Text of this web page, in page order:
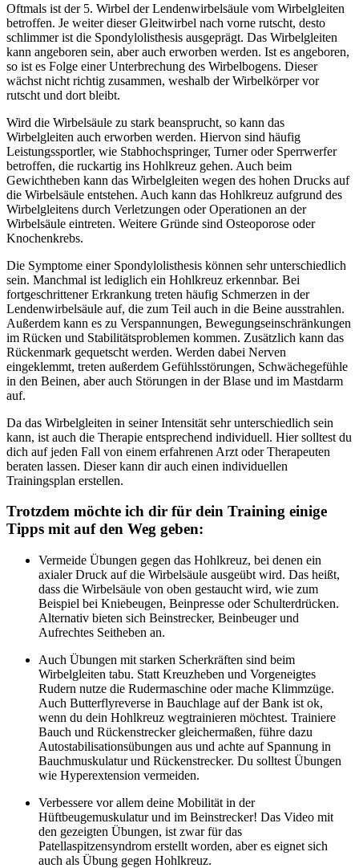
Oftmals ist der 5. Wirbel der Lendenwirbelsäule vom Wirbelgleiten
betroffen. Je weiter dieser Gleitwirbel nach vorne rutscht, desto
schlimmer ist die Spondylolisthesis ausgeprägt. Das Wirbelgleiten
kann angeboren sein, aber auch erworben werden. Ist es angeboren,
so ist es Folge einer Unterbrechung des Wirbelbogens. Dieser
wächst nicht richtig zusammen, weshalb der Wirbelkörper vor
rutscht und dort bleibt.
Wird die Wirbelsäule zu stark beansprucht, so kann das
Wirbelgleiten auch erworben werden. Hiervon sind häufig
Leistungssportler, wie Stabhochspringer, Turner oder Sperrwerfer
betroffen, die ruckartig ins Hohlkreuz gehen. Auch beim
Gewichtheben kann das Wirbelgleiten wegen des hohen Drucks auf
die Wirbelsäule entstehen. Auch kann das Hohlkreuz aufgrund des
Wirbelgleitens durch Verletzungen oder Operationen an der
Wirbelsäule eintreten. Weitere Gründe sind Osteoporose oder
Knochenkrebs.
Die Symptome einer Spondylolisthesis können sehr unterschiedlich
sein. Manchmal ist lediglich ein Hohlkreuz erkennbar. Bei
fortgeschrittener Erkrankung treten häufig Schmerzen in der
Lendenwirbelsäule auf, die zum Teil auch in die Beine ausstrahlen.
Außerdem kann es zu Verspannungen, Bewegungseinschränkungen
im Rücken und Stabilitätsproblemen kommen. Zusätzlich kann das
Rückenmark gequetscht werden. Werden dabei Nerven
eingeklemmt, treten außerdem Gefühlsstörungen, Schwächegefühle
in den Beinen, aber auch Störungen in der Blase und im Mastdarm
auf.
Da das Wirbelgleiten in seiner Intensität sehr unterschiedlich sein
kann, ist auch die Therapie entsprechend individuell. Hier solltest du
dich auf jeden Fall von einem erfahrenen Arzt oder Therapeuten
beraten lassen. Dieser kann dir auch einen individuellen
Trainingsplan erstellen.
Trotzdem möchte ich dir für dein Training einige
Tipps mit auf den Weg geben:
Vermeide Übungen gegen das Hohlkreuz, bei denen ein
axialer Druck auf die Wirbelsäule ausgeübt wird. Das heißt,
dass die Wirbelsäule von oben gestaucht wird, wie zum
Beispiel bei Kniebeugen, Beinpresse oder Schulterdrücken.
Alternativ bieten sich Beinstrecker, Beinbeuger und
Aufrechtes Seitheben an.
Auch Übungen mit starken Scherkräften sind beim
Wirbelgleiten tabu. Statt Kreuzheben und Vorgeneigtes
Rudern nutze die Rudermaschine oder mache Klimmzüge.
Auch Butterflyreverse in Bauchlage auf der Bank ist ok,
wenn du dein Hohlkreuz wegtrainieren möchtest. Trainiere
Bauch und Rückenstrecker gleichermaßen, führe dazu
Autostabilisationsübungen aus und achte auf Spannung in
Bauchmuskulatur und Rückenstrecker. Du solltest Übungen
wie Hyperextension vermeiden.
Verbessere vor allem deine Mobilität in der
Hüftbeugemuskulatur und im Beinstrecker! Das Video mit
den gezeigten Übungen, ist zwar für das
Patellaspitzensyndrom erstellt worden, aber es eignet sich
auch als Übung gegen Hohlkreuz.